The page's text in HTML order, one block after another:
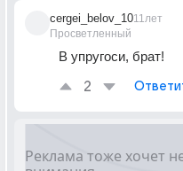
cergei_belov_10
Просветленный
11лет
В упругоси, брат!
2